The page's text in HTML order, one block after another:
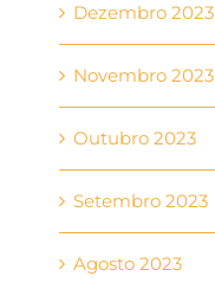
Dezembro 2023
Novembro 2023
Outubro 2023
Setembro 2023
Agosto 2023